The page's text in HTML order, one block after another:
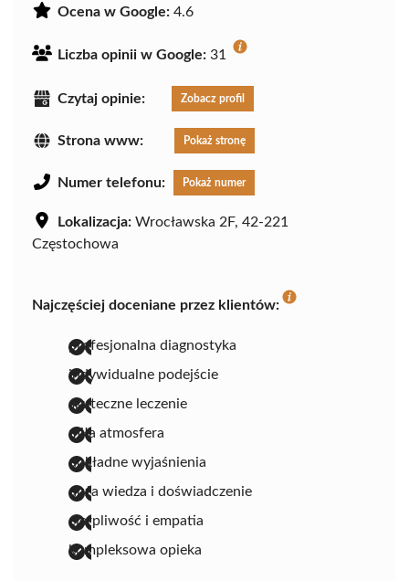
Ocena w Google: 4.6
Liczba opinii w Google: 31
Czytaj opinie: Zobacz profil
Strona www: Pokaż stronę
Numer telefonu: Pokaż numer
Lokalizacja: Wrocławska 2F, 42-221
Częstochowa
Najczęściej doceniane przez klientów:
profesjonalna diagnostyka
indywidualne podejście
skuteczne leczenie
miła atmosfera
dokładne wyjaśnienia
duża wiedza i doświadczenie
cierpliwość i empatia
kompleksowa opieka